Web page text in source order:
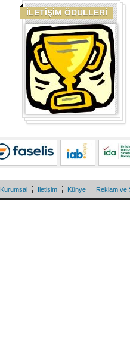
İLETİŞİM ÖDÜLLERİ
Kurumsal İletişim Künye Reklam ve